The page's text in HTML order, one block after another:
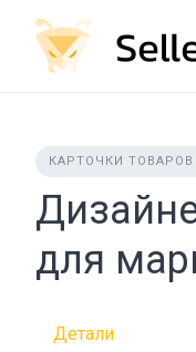
content
КАРТОЧКИ ТОВАРОВ
для
Детали